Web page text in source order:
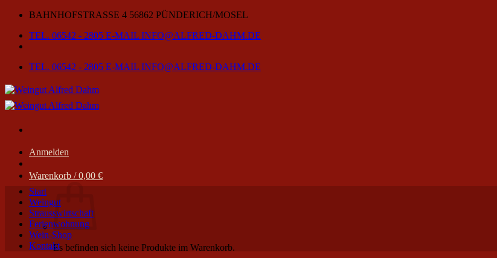
Zum
springen
BAHNHOFSTRASSE 4 56862 PÜNDERICH/MOSEL
TEL. 06542 - 2805 E-MAIL INFO@ALFRED-DAHM.DE
TEL. 06542 - 2805 E-MAIL INFO@ALFRED-DAHM.DE
Anmelden
Warenkorb /0,00 €
Es befinden sich keine Produkte im Warenkorb.
Start
Weingut
Strausswirtschaft
Ferienwohnung
Wein-Shop
Kontakt